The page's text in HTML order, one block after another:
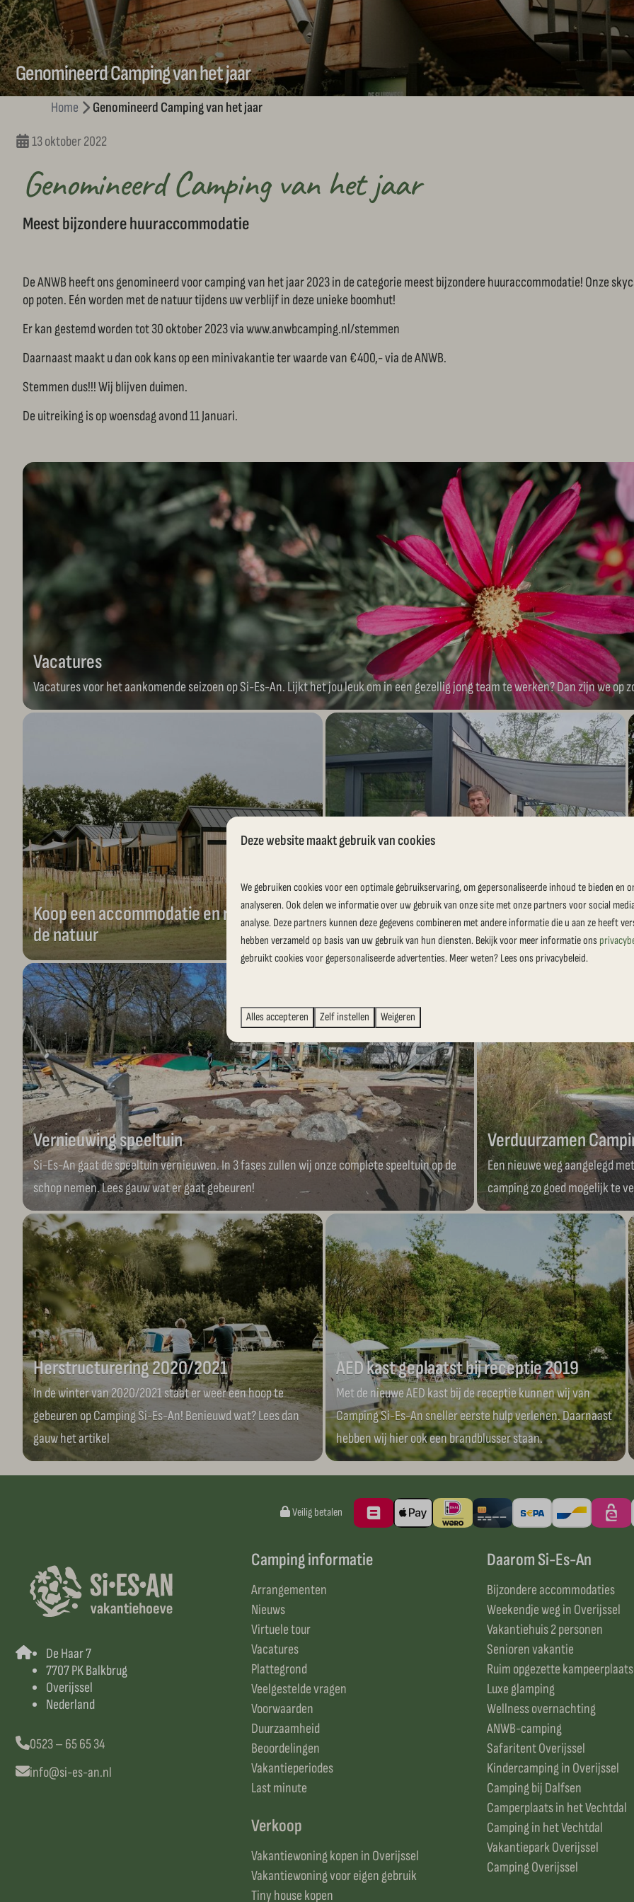
Genomineerd Camping van het jaar
Home
Genomineerd Camping van het jaar
13 oktober 2022
Genomineerd Camping van het jaar
Meest bijzondere huuraccommodatie
De ANWB heeft ons genomineerd voor camping van het jaar 2023 in de categorie meest bijzondere huuraccommodatie! Onze
op poten. Eén worden met de natuur tijdens uw verblijf in deze unieke boomhut!
Er kan gestemd worden tot 30 oktober 2023 via www.anwbcamping.nl/stemmen
Daarnaast maakt u dan ook kans op een minivakantie ter waarde van €400,- via de ANWB.
Stemmen dus!!! Wij blijven duimen.
De uitreiking is op woensdag avond 11 Januari.
Vacatures
Vacatures voor het aankomende seizoen op Si-Es-An. Lijkt het jou leuk om in een gezellig jong team te werken? Dan zijn we op
Koop een accommodatie en recreëer in
de natuur
Lees het persbericht met betrekking tot de uitbreiding van
Camping Si-Es-An hier! 4.5 hectare toegevoegd aan onze
natuurlijke camping!
Vernieuwing speeltuin
Si-Es-An gaat de speeltuin vernieuwen. In 3 fases zullen wij onze complete speeltuin op de
schop nemen. Lees gauw wat er gaat gebeuren!
Verduurzamen
Een nieuwe weg aangelegd
camping zo goed mogelijk te
Herstructurering 2020/2021
In de winter van 2020/2021 staat er weer een hoop te
gebeuren op Camping Si-Es-An! Benieuwd wat? Lees dan
gauw het artikel
AED kast geplaatst bij receptie 2019
Met de nieuwe AED kast bij de receptie kunnen wij van
Camping Si-Es-An sneller eerste hulp verlenen. Daarnaast
hebben wij hier ook een brandblusser staan.
Veilig betalen
De Haar 7
7707 PK Balkbrug
Overijssel
Nederland
0523 – 65 65 34
info@si-es-an.nl
Camping informatie
Arrangementen
Nieuws
Virtuele tour
Vacatures
Plattegrond
Veelgestelde vragen
Voorwaarden
Duurzaamheid
Beoordelingen
Vakantieperiodes
Last minute
Verkoop
Vakantiewoning kopen in Overijssel
Vakantiewoning voor eigen gebruik
Tiny house kopen
Daarom Si-Es-An
Bijzondere accommodaties
Weekendje weg in Overijssel
Vakantiehuis 2 personen
Senioren vakantie
Ruim opgezette
Luxe glamping
Wellness overnachting
ANWB-camping
Safaritent Overijssel
Kindercamping in Overijssel
Camping bij Dalfsen
Camperplaats in het Vechtdal
Camping in het Vechtdal
Vakantiepark Overijssel
Camping Overijssel
Deze website maakt gebruik van cookies
We gebruiken cookies voor een optimale gebruikservaring, om gepersonaliseerde inhoud te bieden en
analyseren. Ook delen we informatie over uw gebruik van onze site met onze partners voor social
analyse. Deze partners kunnen deze gegevens combineren met andere informatie die u aan ze heeft
hebben verzameld op basis van uw gebruik van hun diensten. Bekijk voor meer informatie ons
gebruikt cookies voor gepersonaliseerde advertenties. Meer weten? Lees ons privacybeleid.
Alles accepteren Zelf instellen Weigeren